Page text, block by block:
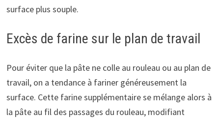
surface plus souple.
Excès de farine sur le plan de travail
Pour éviter que la pâte ne colle au rouleau ou au plan de
travail, on a tendance à fariner généreusement la
surface. Cette farine supplémentaire se mélange alors à
la pâte au fil des passages du rouleau, modifiant